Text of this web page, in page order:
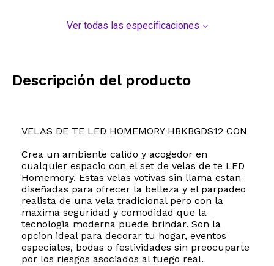
Ver todas las especificaciones
Descripción del producto
VELAS DE TE LED HOMEMORY HBKBGDS12 CON
Crea un ambiente calido y acogedor en
cualquier espacio con el set de velas de te LED
Homemory. Estas velas votivas sin llama estan
diseñadas para ofrecer la belleza y el parpadeo
realista de una vela tradicional pero con la
maxima seguridad y comodidad que la
tecnologia moderna puede brindar. Son la
opcion ideal para decorar tu hogar, eventos
especiales, bodas o festividades sin preocuparte
por los riesgos asociados al fuego real.